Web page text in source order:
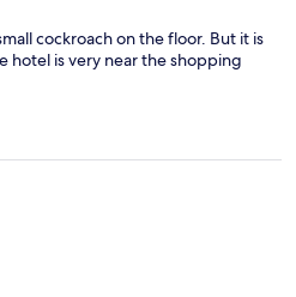
cockroach on the floor. But it is
hotel is very near the shopping